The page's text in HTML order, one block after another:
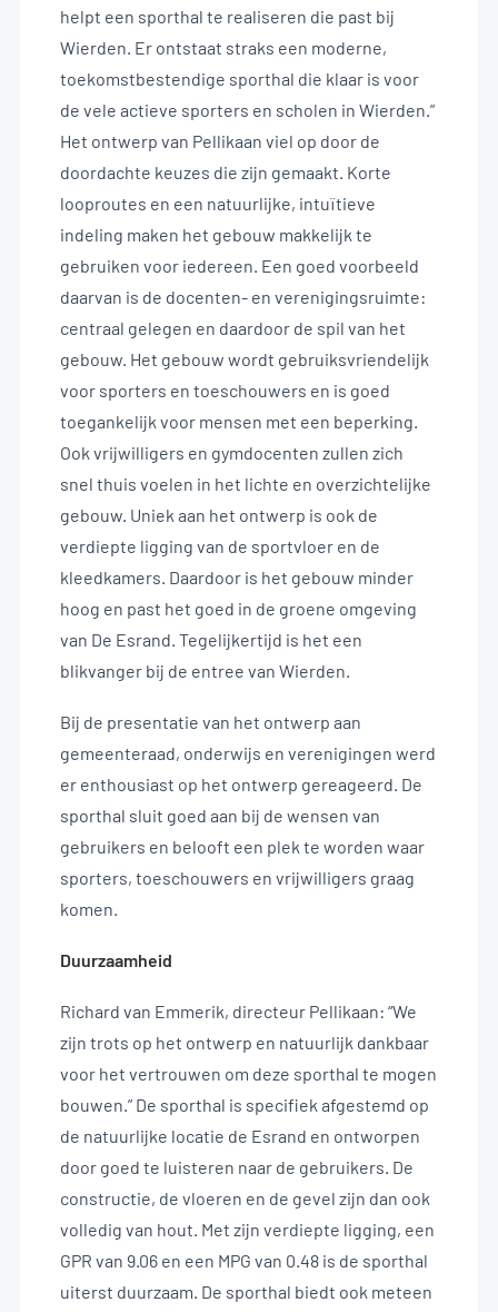
helpt een sporthal te realiseren die past bij
Wierden. Er ontstaat straks een moderne,
toekomstbestendige sporthal die klaar is voor
de vele actieve sporters en scholen in Wierden.”
Het ontwerp van Pellikaan viel op door de
doordachte keuzes die zijn gemaakt. Korte
looproutes en een natuurlijke, intuïtieve
indeling maken het gebouw makkelijk te
gebruiken voor iedereen. Een goed voorbeeld
daarvan is de docenten- en verenigingsruimte:
centraal gelegen en daardoor de spil van het
gebouw. Het gebouw wordt gebruiksvriendelijk
voor sporters en toeschouwers en is goed
toegankelijk voor mensen met een beperking.
Ook vrijwilligers en gymdocenten zullen zich
snel thuis voelen in het lichte en overzichtelijke
gebouw. Uniek aan het ontwerp is ook de
verdiepte ligging van de sportvloer en de
kleedkamers. Daardoor is het gebouw minder
hoog en past het goed in de groene omgeving
van De Esrand. Tegelijkertijd is het een
blikvanger bij de entree van Wierden.
Bij de presentatie van het ontwerp aan
gemeenteraad, onderwijs en verenigingen werd
er enthousiast op het ontwerp gereageerd. De
sporthal sluit goed aan bij de wensen van
gebruikers en belooft een plek te worden waar
sporters, toeschouwers en vrijwilligers graag
komen.
Duurzaamheid
Richard van Emmerik, directeur Pellikaan: “We
zijn trots op het ontwerp en natuurlijk dankbaar
voor het vertrouwen om deze sporthal te mogen
bouwen.” De sporthal is specifiek afgestemd op
de natuurlijke locatie de Esrand en ontworpen
door goed te luisteren naar de gebruikers. De
constructie, de vloeren en de gevel zijn dan ook
volledig van hout. Met zijn verdiepte ligging, een
GPR van 9.06 en een MPG van 0.48 is de sporthal
uiterst duurzaam. De sporthal biedt ook meteen